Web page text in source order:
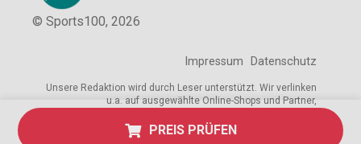
PREIS PRÜFEN
© Sports100, 2026
Impressum Datenschutz
Unsere Redaktion wird durch Leser unterstützt. Wir verlinken
u.a. auf ausgewählte Online-Shops und Partner,